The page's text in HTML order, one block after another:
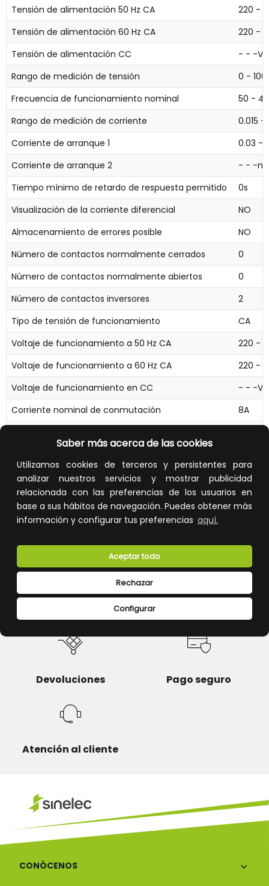
Saber más acerca de las cookies
Utilizamos cookies de terceros y persistentes para
analizar nuestros servicios y mostrar publicidad
relacionada con las preferencias de los usuarios en
base a sus hábitos de navegación. Puedes obtener más
información y configurar tus preferencias aquí.
Configurar
Rechazar
Aceptar todo
Tensión de alimentación 50 Hz CA
220 -
Tensión de alimentación 60 Hz CA
220 -
Tensión de alimentación CC
- - -V
Rango de medición de tensión
0 -
Frecuencia de funcionamiento nominal
50 -
Rango de medición de corriente
0.015
Corriente de arranque 1
0.03 -
Corriente de arranque 2
- - -
Tiempo mínimo de retardo de respuesta permitido
0s
Visualización de la corriente diferencial
NO
Almacenamiento de errores posible
NO
Número de contactos normalmente cerrados
0
Número de contactos normalmente abiertos
0
Número de contactos inversores
2
Tipo de tensión de funcionamiento
CA
Voltaje de funcionamiento a 50 Hz CA
220 -
Voltaje de funcionamiento a 60 Hz CA
220 -
Voltaje de funcionamiento en CC
- - -V
Corriente nominal de conmutación
8A
Profundidad
Tiempo máximo de retardo de respuesta permitido
4.82s
Devoluciones Pago seguro
Atención al cliente
CONÓCENOS